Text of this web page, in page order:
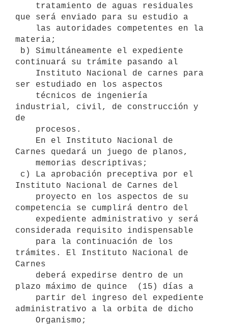
que será enviado para su estudio a
materia;
continuará su trámite pasando al
ser estudiado en los aspectos
industrial, civil, de construcción y
de
Carnes quedará un juego de planos,
Instituto Nacional de Carnes del
competencia se cumplirá dentro del
considerada requisito indispensable
trámites. El Instituto Nacional de
Carnes
plazo máximo de quince  (15) días a
administrativo a la orbita de dicho